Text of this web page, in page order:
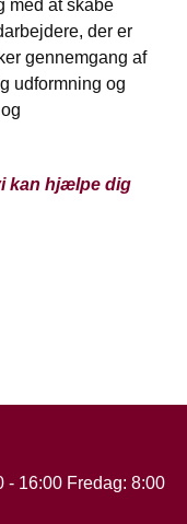
med at skabe
der er
gennemgang af
udformning og
kan hjælpe dig
- 16:00 Fredag: 8:00